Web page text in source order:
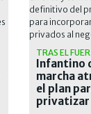
Infantino
marcha
el plan
privatizar